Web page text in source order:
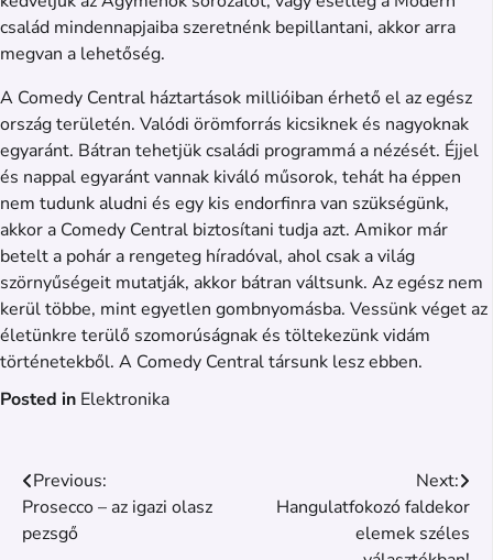
család mindennapjaiba szeretnénk bepillantani, akkor arra
megvan a lehetőség.
A Comedy Central háztartások millióiban érhető el az egész
ország területén. Valódi örömforrás kicsiknek és nagyoknak
egyaránt. Bátran tehetjük családi programmá a nézését. Éjjel
és nappal egyaránt vannak kiváló műsorok, tehát ha éppen
nem tudunk aludni és egy kis endorfinra van szükségünk,
akkor a Comedy Central biztosítani tudja azt. Amikor már
betelt a pohár a rengeteg híradóval, ahol csak a világ
szörnyűségeit mutatják, akkor bátran váltsunk. Az egész nem
kerül többe, mint egyetlen gombnyomásba. Vessünk véget az
életünkre terülő szomorúságnak és töltekezünk vidám
történetekből. A Comedy Central társunk lesz ebben.
Posted in Elektronika
Bejegyzés
navigáció
Previous:
Prosecco – az igazi olasz
pezsgő
Next:
Hangulatfokozó faldekor
elemek széles